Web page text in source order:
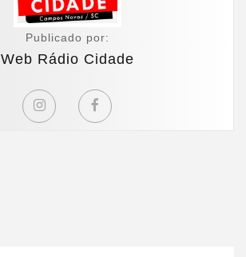
Publicado por:
Web Rádio Cidade